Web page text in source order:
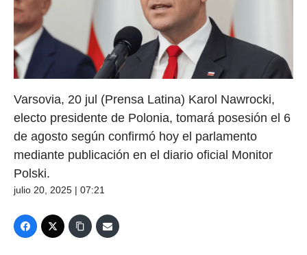
Varsovia, 20 jul (Prensa Latina) Karol Nawrocki,
electo presidente de Polonia, tomará posesión el 6
de agosto según confirmó hoy el parlamento
mediante publicación en el diario oficial Monitor
Polski.
julio 20, 2025 | 07:21